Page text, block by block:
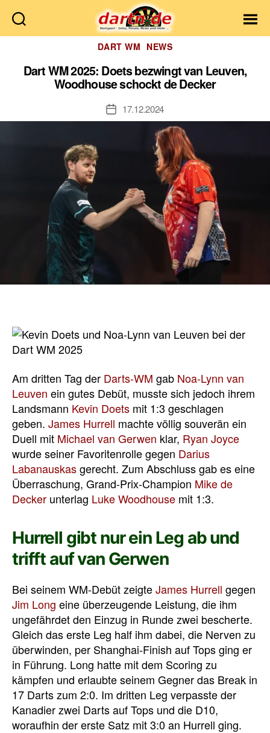
Dartn.de
Kategorien
DART WM NEWS
Dart WM 2025: Doets bezwingt van Leuven,
Woodhouse schockt de Decker
Veröffentlichungsdatum
17.12.2024
Am dritten Tag der Darts-WM gab Noa-Lynn van
Leuven ein gutes Debüt, musste sich jedoch ihrem
Landsmann Kevin Doets mit 1:3 geschlagen
geben. James Hurrell machte völlig souverän ein
Duell mit Michael van Gerwen klar, Ryan Joyce
wurde seiner Favoritenrolle gegen Darius
Labanauskasgerecht. Zum Abschluss gab es eine
Überraschung, Grand-Prix-Champion Mike de
Decker unterlag Luke Woodhouse mit 1:3.
Hurrell gibt nur ein Leg ab und
trifft auf van Gerwen
Bei seinem WM-Debüt zeigteJames Hurrell gegen
Jim Long eine überzeugende Leistung, die ihm
ungefährdet den Einzug in Runde zwei bescherte.
Gleich das erste Leg half ihm dabei, die Nerven zu
überwinden, per Shanghai-Finish auf Tops ging er
in Führung. Long hatte mit dem Scoring zu
kämpfen und erlaubte seinem Gegner das Break in
17 Darts zum 2:0. Im dritten Leg verpasste der
Kanadier zwei Darts auf Tops und die D10,
woraufhin der erste Satz mit 3:0 an Hurrell ging.